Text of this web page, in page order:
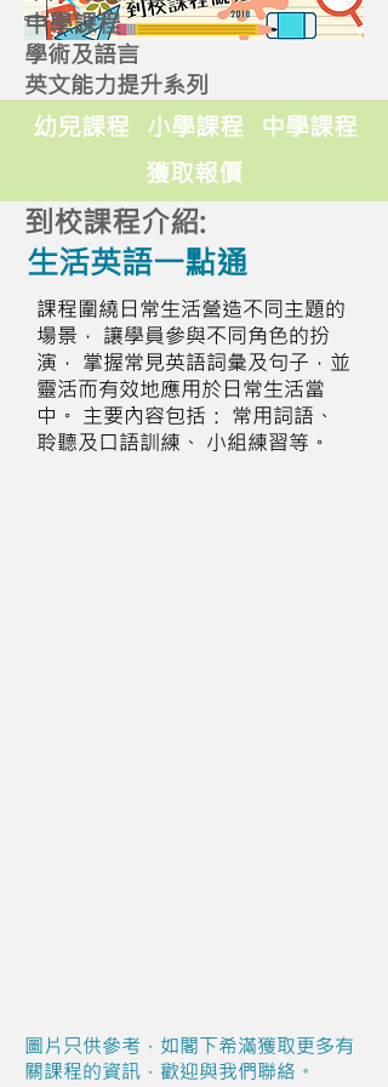
中學課程
學術及語言
英文能力提升系列
幼兒課程 小學課程
中學課程
獲取報價
到校課程介紹:
生活英語一點通
課程圍繞日常生活營造不同主題的
場景， 讓學員參與不同角色的扮
演， 掌握常見英語詞彙及句子，並
靈活而有效地應用於日常生活當
中。 主要內容包括： 常用詞語、
聆聽及口語訓練、 小組練習等。
圖片只供參考，如閣下希滿獲取更多有
關課程的資訊，歡迎與我們聯絡。